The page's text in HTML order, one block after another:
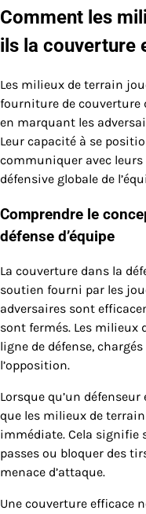
Comment les
ils la couverture
Les milieux de terrain
fourniture de couverture
en marquant les
Leur capacité à se
communiquer avec
défensive globale de
Comprendre le
défense d’équipe
La couverture dans la
soutien fourni par les
adversaires sont
sont fermés. Les milieux
ligne de défense,
l’opposition.
Lorsque qu’un
que les milieux de
immédiate. Cela signifie
passes ou bloquer des
menace d’attaque.
Une couverture efficace